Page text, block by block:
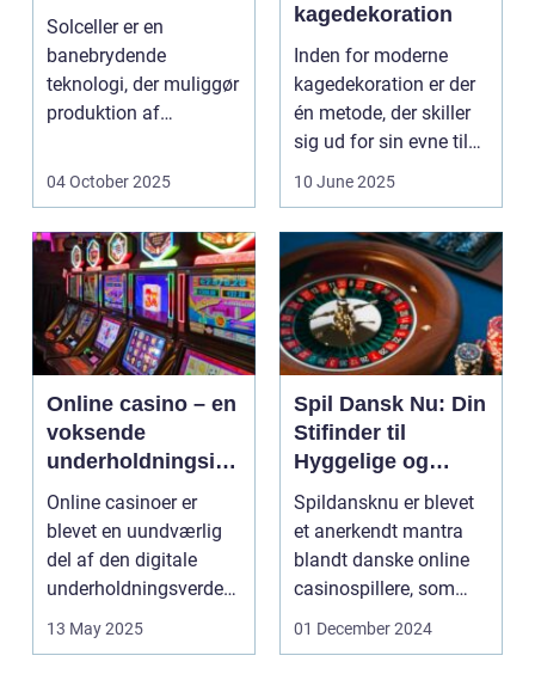
Solceller er en
banebrydende
teknologi, der muliggør
produktion af
udnytt...
04 October 2025
kagedekoration
Inden for moderne
kagedekoration er der
én metode, der skiller
sig ud for sin evne til
10 June 2025
Online casino – en
voksende
underholdningsind
ustri
Online casinoer er
blevet en uundværlig
del af den digitale
underholdningsverden.
13 May 2025
Spil Dansk Nu: Din
Stifinder til
Hyggelige og
Underholdende
Online Casinoer
Spildansknu er blevet
et anerkendt mantra
blandt danske online
casinospillere, som
søger unde...
01 December 2024